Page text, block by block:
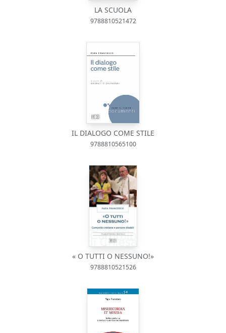
LA SCUOLA
9788810521472
IL DIALOGO COME STILE
9788810565100
« O TUTTI O NESSUNO!»
9788810521526